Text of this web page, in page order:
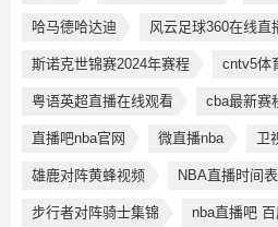
哈马德哈达迪 风云足球360在线直
斯诺克世锦赛2024年赛程 cntv5体
粤语英超直播在线观看 cba最新赛
直播吧nba官网 微直播nba 卫
雄鹿对阵黄蜂视频 NBA直播时间
步行者对阵骑士集锦 nba直播吧